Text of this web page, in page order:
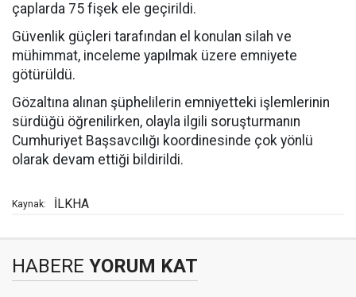
çaplarda 75 fişek ele geçirildi.
Güvenlik güçleri tarafından el konulan silah ve
mühimmat, inceleme yapılmak üzere emniyete
götürüldü.
Gözaltına alınan şüphelilerin emniyetteki işlemlerinin
sürdüğü öğrenilirken, olayla ilgili soruşturmanın
Cumhuriyet Başsavcılığı koordinesinde çok yönlü
olarak devam ettiği bildirildi.
Kaynak: İLKHA
HABERE YORUM KAT